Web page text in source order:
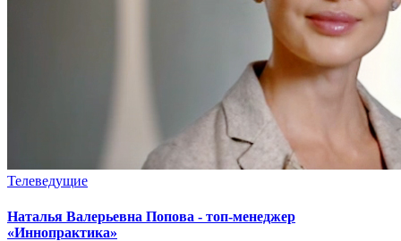
Телеведущие
Наталья Валерьевна Попова - топ-менеджер
«Иннопрактика»